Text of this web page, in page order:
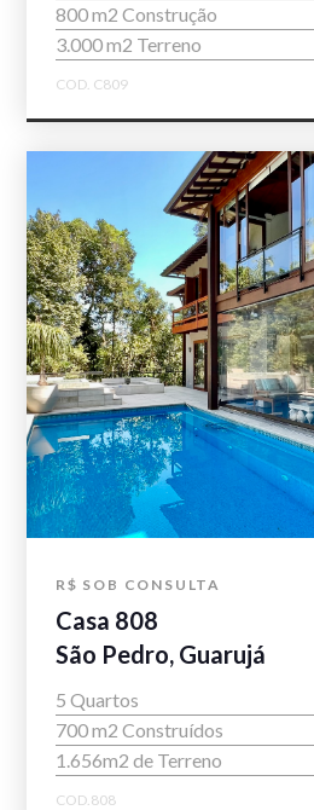
800 m2 Construção
3.000 m2 Terreno
COD. C809
R$ SOB CONSULTA
Casa 808
São Pedro, Guarujá
5 Quartos
700 m2 Construídos
1.656m2 de Terreno
COD.808